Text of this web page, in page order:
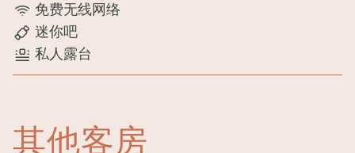
免费无线网络
迷你吧
私人露台
其他客房